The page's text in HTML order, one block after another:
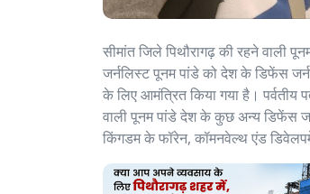
सीमांत जिले पिथौरागढ़ की रहने वाली
जर्नलिस्ट पूनम पांडे को देश के डिफेंस
के लिए आमंत्रित किया गया है। पर्वतीय
वाली पूनम पांडे देश के कुछ अन्य डिफेंस
किंगडम के फॉरेन, कॉमनवेल्थ एंड